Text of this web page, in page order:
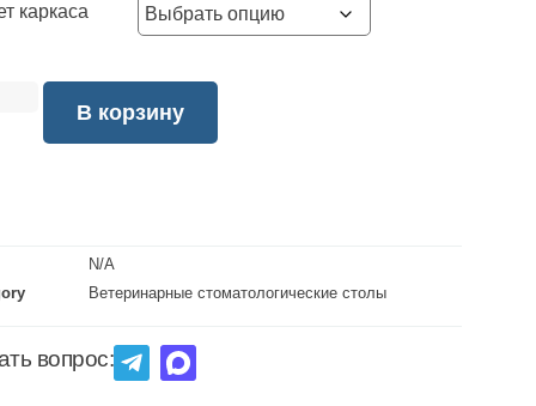
каркаса
В корзину
N/A
Ветеринарные стоматологические столы
вопрос: